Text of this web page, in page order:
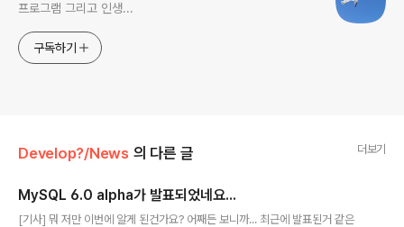
프로그램 그리고 인생...
구독하기
Develop?/News 의 다른 글 더보기
MySQL 6.0 alpha가 발표되었네요...
[기사] 뭐 저만 이번에 알게 된건가요? 어째든 보니까... 최근에 발표된거 같은